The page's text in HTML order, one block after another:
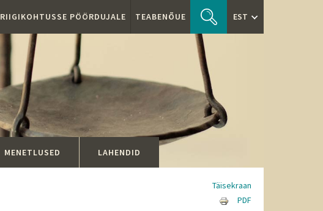
PÖÖRDUJALE TEABENÕUE EST
MENETLUSED LAHENDID
Täisekraan
PDF